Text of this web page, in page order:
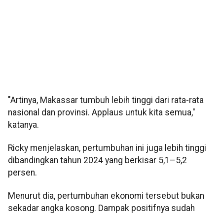
"Artinya, Makassar tumbuh lebih tinggi dari rata-rata
nasional dan provinsi. Applaus untuk kita semua,"
katanya.
Ricky menjelaskan, pertumbuhan ini juga lebih tinggi
dibandingkan tahun 2024 yang berkisar 5,1–5,2
persen.
Menurut dia, pertumbuhan ekonomi tersebut bukan
sekadar angka kosong. Dampak positifnya sudah